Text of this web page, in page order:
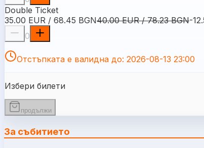
Double Ticket
35.00 EUR / 68.45 BGN40.00 EUR / 78.23 BGN-
0
Отстъпката е валидна до: 2026-08-13 23:00
Избери билети
продължи
За събитието